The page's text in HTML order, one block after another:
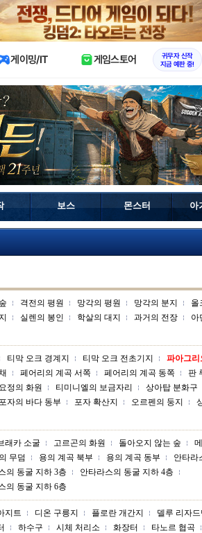
X
게이밍/IT 게임스토어
귀무자 신작
지금 예판 중!
보스 몬스터 아
격전의 평원 망각의 평원 망각의 분지
올
실렌의 봉인 학살의 대지 과거의 전장
아
티막 오크 경계지 티막 오크 전초기지
파아그리
페어리의 계곡 서쪽 페어리의 계곡 동쪽
판
요정의 화원 티미니엘의 보금자리
상아탑 분화구
포자의 바다 동부 포자 확산지 오르펜의 둥지
래카 소굴 고르곤의 화원 돌아오지 않는 숲
무덤 용의 계곡 북부 용의 계곡 동부
안타라
의 동굴 지하 3층
안타라스의 동굴 지하 4층
의 동굴 지하 6층
지트 디온 구릉지 플로란 개간지
델루 리자드
하수구 시체 처리소 화장터 타노르 협곡